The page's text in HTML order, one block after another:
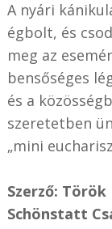
A nyári
égbolt, és
meg az
bensőséges
és a
szeretetben
„mini
Szerző:
Schönstatt